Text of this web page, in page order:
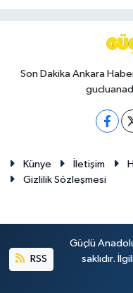
Son Dakika Ankara
Künye İletişim
Gizlilik Sözleşmesi
RSS
Güçlü
saklıdır.